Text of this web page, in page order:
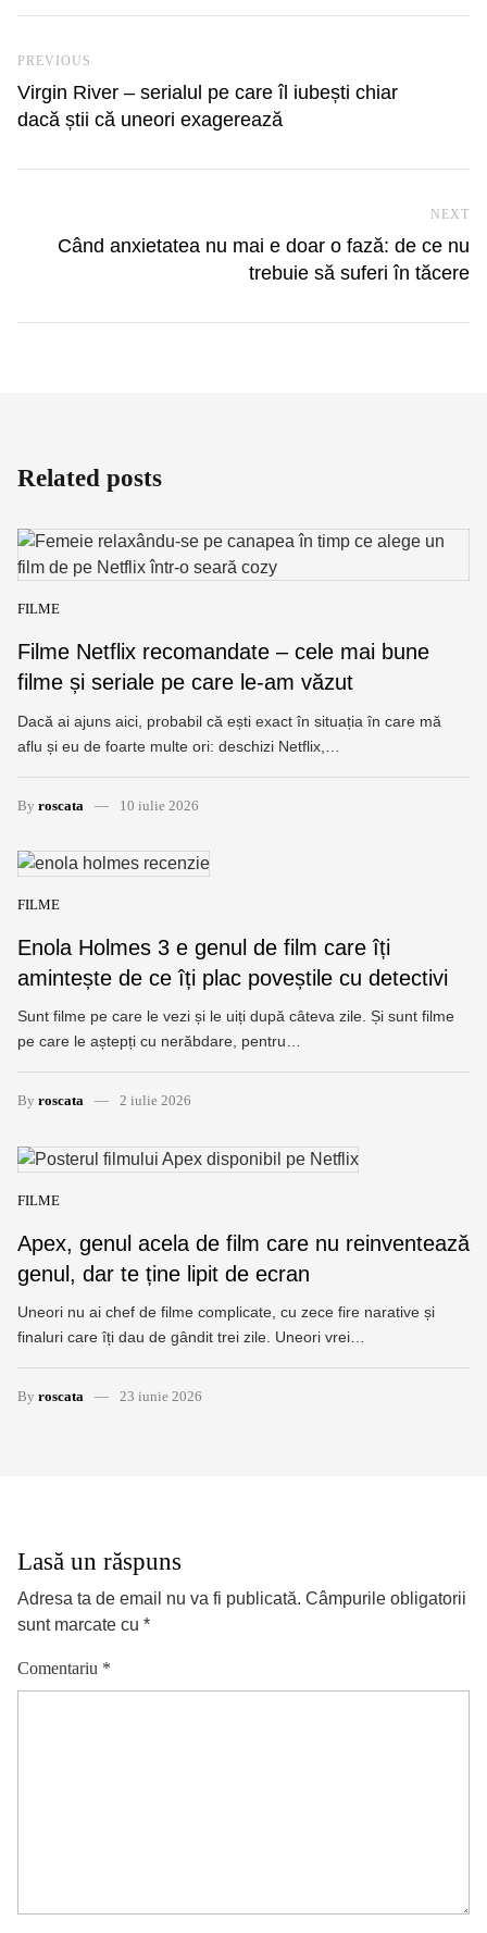
Previous Post
PREVIOUS
Virgin River – serialul pe care îl iubești chiar
dacă știi că uneori exagerează
NEXT
Când anxietatea nu mai e doar o fază: de ce nu
trebuie să suferi în tăcere
Related posts
FILME
Filme Netflix recomandate – cele mai bune
filme și seriale pe care le-am văzut
Dacă ai ajuns aici, probabil că ești exact în situația în care mă
aflu și eu de foarte multe ori: deschizi Netflix,…
By roscata 10 iulie 2026
FILME
Enola Holmes 3 e genul de film care îți
amintește de ce îți plac poveștile cu detectivi
Sunt filme pe care le vezi și le uiți după câteva zile. Și sunt filme
pe care le aștepți cu nerăbdare, pentru…
By roscata 2 iulie 2026
FILME
Apex, genul acela de film care nu reinventează
genul, dar te ține lipit de ecran
Uneori nu ai chef de filme complicate, cu zece fire narative și
finaluri care îți dau de gândit trei zile. Uneori vrei…
By roscata 23 iunie 2026
Lasă un răspuns
Adresa ta de email nu va fi publicată. Câmpurile obligatorii
sunt marcate cu *
Comentariu *